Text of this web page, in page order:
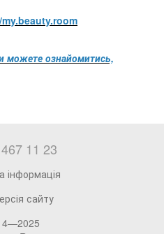
можете ознайомитись,
11 23
інформація
сайту